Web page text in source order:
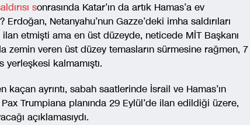
sonrasında Katar’ın da artık Hamas’a ev
Netanyahu’nun Gazze’deki imha saldırıları
ilan etmişti ama en üst düzeyde, neticede MİT Başkanı
zemin veren üst düzey temasların sürmesine rağmen, 7
yerleşkesi kalmamıştı.
ayrıntı, sabah saatlerinde İsrail ve Hamas’ın
Pax Trumpiana planında 29 Eylül’de ilan edildiği üzere,
açıklamasıydı.